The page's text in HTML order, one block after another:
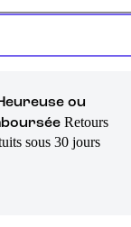
ou
Retours
sous 30 jours